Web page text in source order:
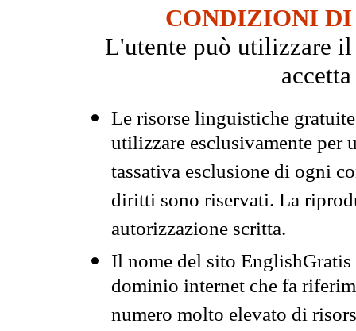
CONDIZIONI DI
L'utente può utilizzare il
Le risorse linguistiche
utilizzare esclusivamente per
tassativa esclusione di ogni
diritti sono riservati. La
autorizzazione scritta.
Il nome del sito
dominio internet che fa
numero molto elevato di